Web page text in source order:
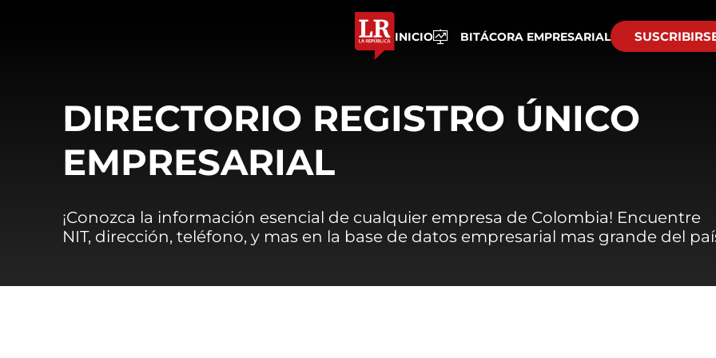
INICIO BITÁCORA EMPRESARIAL
DIRECTORIO REGISTRO ÚNICO
EMPRESARIAL
¡Conozca la información esencial de cualquier empresa de Colombia! Encuentre
NIT, dirección, teléfono, y mas en la base de datos empresarial mas grande del